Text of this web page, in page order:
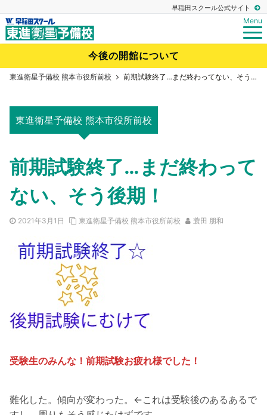
早稲田スクール公式サイト
Menu
今後の開館について
東進衛星予備校 熊本市役所前校 前期試験終了…まだ終わってない、そう後期！
東進衛星予備校 熊本市役所前校
前期試験終了…まだ終わって
ない、そう後期！
2021年3月1日 東進衛星予備校 熊本市役所前校 蓑田 朋和
受験生のみんな！前期試験お疲れ様でした！
難化した。傾向が変わった。←これは受験後のあるあるで